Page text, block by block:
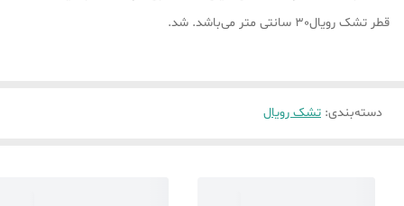
قطر تشک رویال30 سانتی متر می‌باشد. شد.
دسته‌بندی: تشک رویال